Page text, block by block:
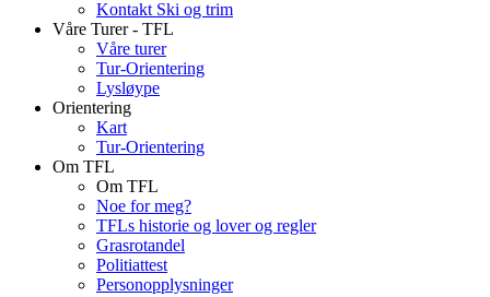
Kontakt Ski og trim
Våre Turer - TFL
Våre turer
Tur-Orientering
Lysløype
Orientering
Kart
Tur-Orientering
Om TFL
Om TFL
Noe for meg?
TFLs historie og lover og regler
Grasrotandel
Politiattest
Personopplysninger